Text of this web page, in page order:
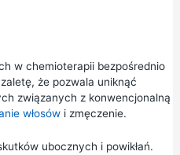
w chemioterapii bezpośrednio
że pozwala uniknąć
związanych z konwencjonalną
włosówi zmęczenie.
ubocznych i powikłań.